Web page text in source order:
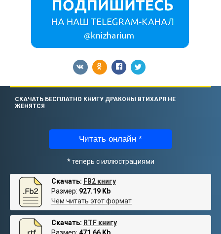
СКАЧАТЬ БЕСПЛАТНО КНИГУ ДРАКОНЫ ВТИХАРЯ НЕ
ЖЕНЯТСЯ
Читать онлайн *
* теперь с иллюстрациями
Скачать: FB2 книгу
Размер: 927.19 Kb
Чем читать этот формат
Скачать: RTF книгу